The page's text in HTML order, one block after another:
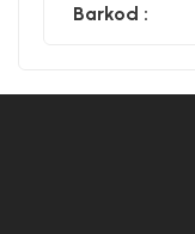
Barkod :